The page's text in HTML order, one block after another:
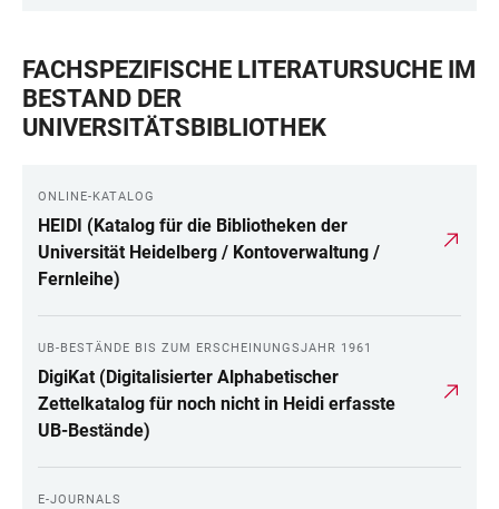
FACHSPEZIFISCHE LITERATURSUCHE IM
BESTAND DER
UNIVERSITÄTSBIBLIOTHEK
ONLINE-KATALOG
HEIDI (Katalog für die Bibliotheken der
Universität Heidelberg / Kontoverwaltung /
Fernleihe)
UB-BESTÄNDE BIS ZUM ERSCHEINUNGSJAHR 1961
DigiKat (Digitalisierter Alphabetischer
Zettelkatalog für noch nicht in Heidi erfasste
UB-Bestände)
E-JOURNALS